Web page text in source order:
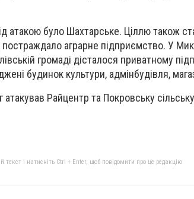
атакою було Шахтарське. Ціллю також
аграрне підприємство. У
громаді дісталося приватному
будинок культури, адмінбудівля,
Райцентр та Покровську
і натисніть Ctrl + Enter, щоб повідомити про це редакцію